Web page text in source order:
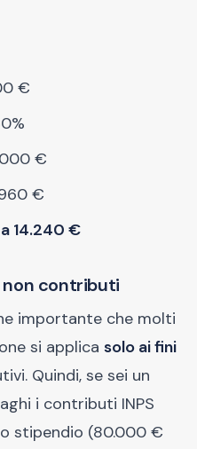
€
€
€
14.240 €
non contributi
importante che molti
si applica solo ai fini
Quindi, se sei un
i contributi INPS
stipendio (80.000 €